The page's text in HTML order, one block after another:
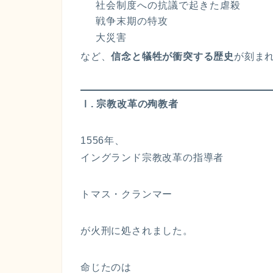
社会制度への抗議で起きた虐殺
戦争末期の特攻
大災害
など、信念と犠牲が衝突する歴史 が刻ま
Ⅰ. 宗教改革の殉教者
1556年、
イングランド宗教改革の指導者
トマス・クランマー
が火刑に処されました。
命じたのは